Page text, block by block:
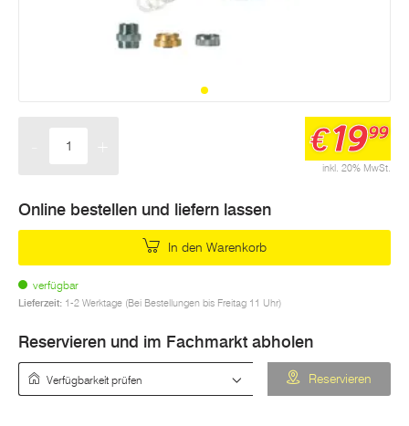
inkl. 20% MwSt.
€1999
Online bestellen und liefern lassen
In den Warenkorb
verfügbar
Lieferzeit: 1-2 Werktage (Bei Bestellungen bis Freitag 11 Uhr)
Reservieren und im Fachmarkt abholen
Reservieren